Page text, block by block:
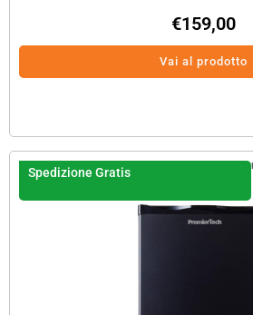
€159,00
Vai al prodotto
Spedizione Gratis